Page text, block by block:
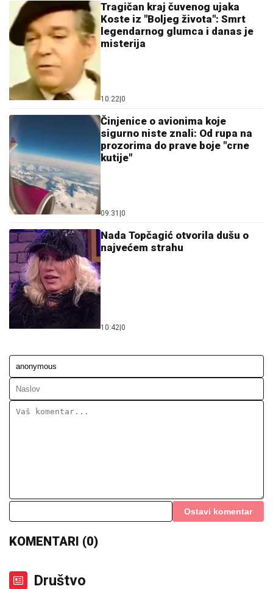
Tragičan kraj čuvenog ujaka
Koste iz "Boljeg života": Smrt
legendarnog glumca i danas je
misterija
10:22 0
Činjenice o avionima koje
sigurno niste znali: Od rupa na
prozorima do prave boje "crne
kutije"
09:31 0
Nada Topčagić otvorila dušu o
najvećem strahu
10:42 0
Ostavi komentar
KOMENTARI (0)
Društvo